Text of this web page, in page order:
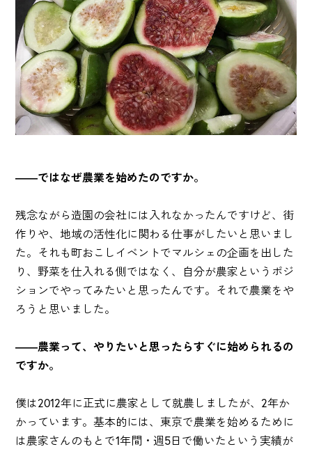
――ではなぜ農業を始めたのですか。
残念ながら造園の会社には入れなかったんですけど、街
作りや、地域の活性化に関わる仕事がしたいと思いまし
た。それも町おこしイベントでマルシェの企画を出した
り、野菜を仕入れる側ではなく、自分が農家というポジ
ションでやってみたいと思ったんです。それで農業をや
ろうと思いました。
――農業って、やりたいと思ったらすぐに始められるの
ですか。
僕は2012年に正式に農家として就農しましたが、2年か
かっています。基本的には、東京で農業を始めるために
は農家さんのもとで1年間・週5日で働いたという実績が